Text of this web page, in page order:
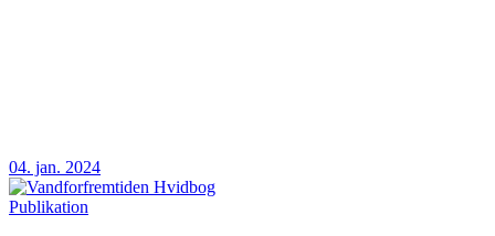
04. jan. 2024
Publikation